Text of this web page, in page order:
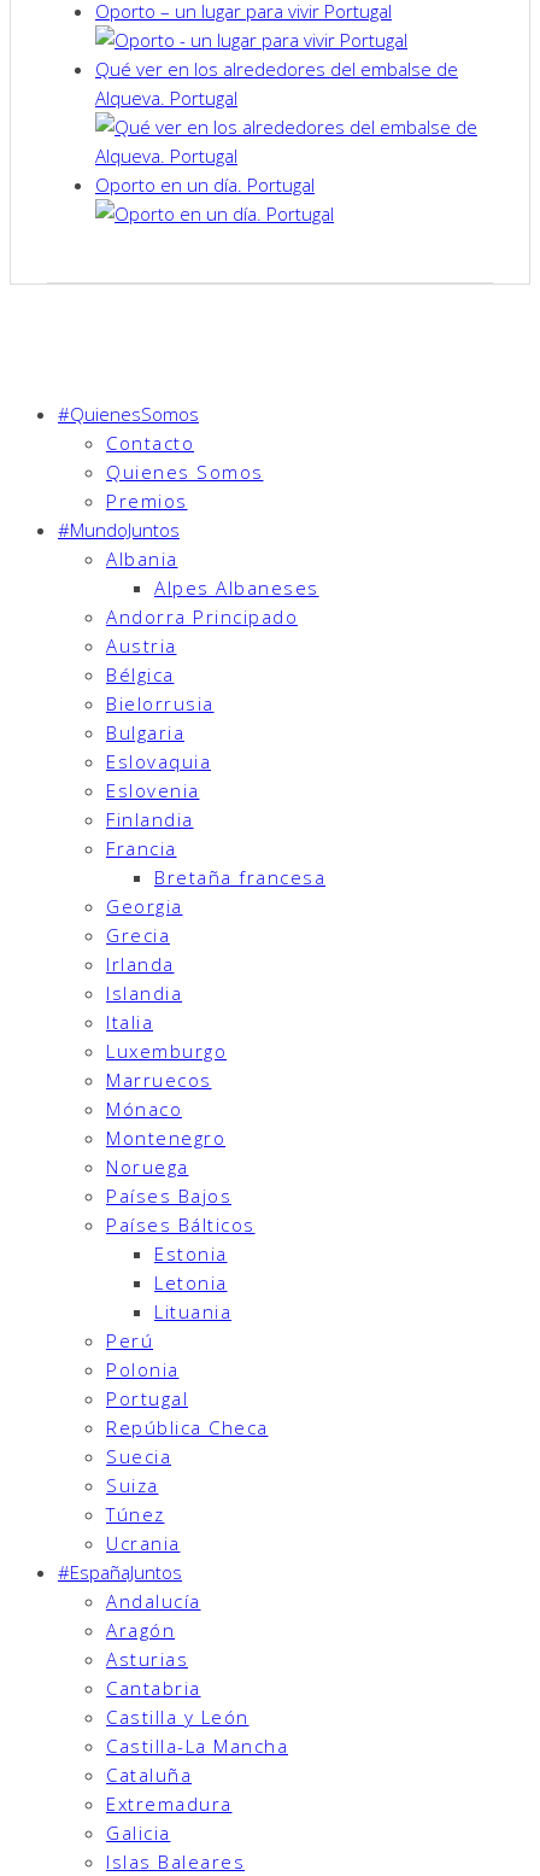
Oporto – un lugar para vivir Portugal
Qué ver en los alrededores del embalse de
Alqueva. Portugal
Oporto en un día. Portugal
#QuienesSomos
Contacto
Quienes Somos
Premios
#MundoJuntos
Albania
Alpes Albaneses
Andorra Principado
Austria
Bélgica
Bielorrusia
Bulgaria
Eslovaquia
Eslovenia
Finlandia
Francia
Bretaña francesa
Georgia
Grecia
Irlanda
Islandia
Italia
Luxemburgo
Marruecos
Mónaco
Montenegro
Noruega
Países Bajos
Países Bálticos
Estonia
Letonia
Lituania
Perú
Polonia
Portugal
República Checa
Suecia
Suiza
Túnez
Ucrania
#EspañaJuntos
Andalucía
Aragón
Asturias
Cantabria
Castilla y León
Castilla-La Mancha
Cataluña
Extremadura
Galicia
Islas Baleares